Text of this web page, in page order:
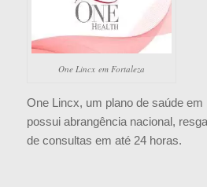
One Lincx em Fortaleza
One Lincx, um plano de saúde
possui abrangência nacional,
de consultas em até 24 horas.